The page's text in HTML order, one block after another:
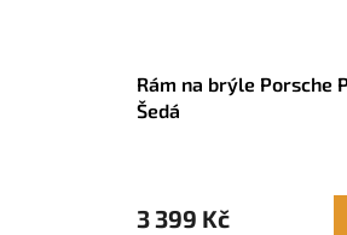
Rám na brýle Porsche
Šedá
3 399 Kč